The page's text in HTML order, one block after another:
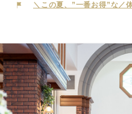
＼この夏、”一番お得”な／